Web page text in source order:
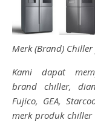
Merk (Brand)
Kami dapat
brand chiller,
Fujico, GEA,
merk produk